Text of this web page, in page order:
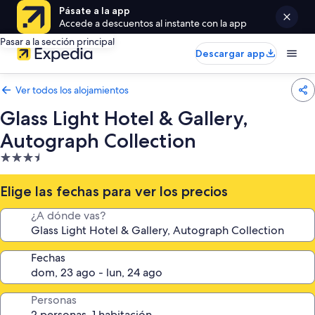
Pásate a la app
Accede a descuentos al instante con la app
Pasar a la sección principal
Descargar app
Ver todos los alojamientos
Glass Light Hotel & Gallery,
Autograph Collection
Alojamiento
de
3.5 estrellas
Elige las fechas para ver los precios
¿A dónde vas?
Fechas
Personas